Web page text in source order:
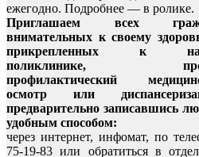
ежегодно. Подробнее — в ролике.
Приглашаем всех
внимательных к своему
прикрепленных к
поликлинике,
профилактический
осмотр или
предварительно записавшись
удобным способом:
через интернет, инфомат, по
75-19-83 или обратиться в